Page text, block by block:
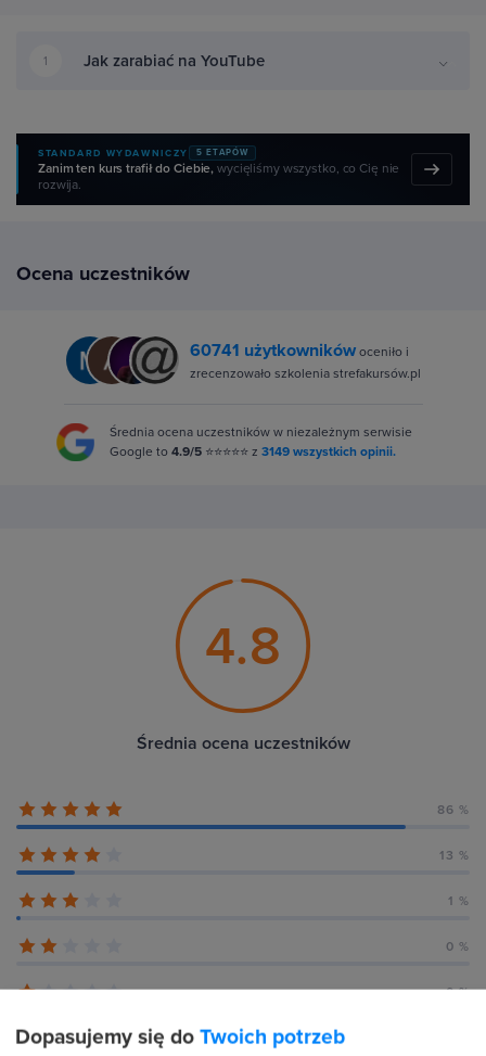
1 Jak zarabiać na YouTube
STANDARD WYDAWNICZY 5 ETAPÓW
Zanim ten kurs trafił do Ciebie,wycięliśmy wszystko, co Cię nie
rozwija.
Ocena uczestników
60741 użytkownikówoceniło i
zrecenzowało szkolenia strefakursów.pl
Średnia ocena uczestników w niezależnym serwisie
Google to 4.9/5 ⭐⭐⭐⭐⭐ z 3149 wszystkich opinii.
4.8
Średnia ocena uczestników
86 %
13 %
1 %
0 %
0 %
Dopasujemy się do Twoich potrzeb